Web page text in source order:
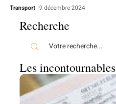
Transport 9 décembre 2024
Recherche
Les incontournables